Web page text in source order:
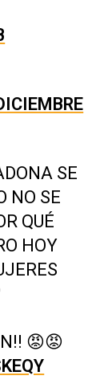
SE
NO SE
QUÉ
HOY
😡😡